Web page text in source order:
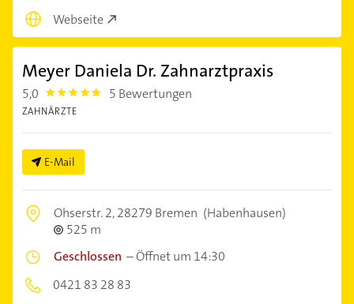
Webseite
Meyer Daniela Dr. Zahnarztpraxis
5,0 5.0 5 Bewertungen
ZAHNÄRZTE
E-Mail
Ohserstr. 2,28279 Bremen (Habenhausen)
525 m
Geschlossen –Öffnet um 14:30
0421 83 28 83